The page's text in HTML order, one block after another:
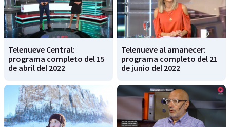
Telenueve Central:
programa completo del 15
de abril del 2022
Telenueve al amanecer:
programa completo del 21
de junio del 2022